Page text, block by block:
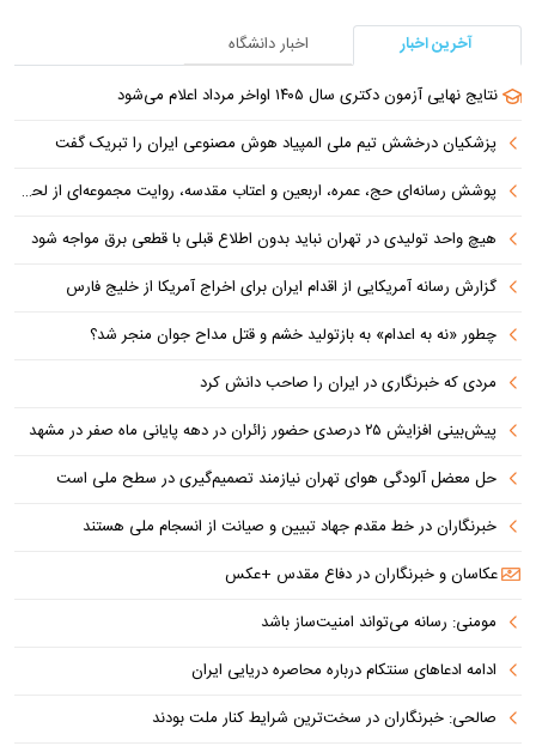
آخرین اخبار
اخبار دانشگاه
نتایج نهایی آزمون دکتری سال ۱۴۰۵ اواخر مرداد اعلام می‌شود
پزشکیان درخشش تیم ملی المپیاد هوش مصنوعی ایران را تبریک گفت
پوشش رسانه‌ای حج، عمره، اربعین و اعتاب مقدسه، روایت مجموعه‌ای از لحظه‌هاست
هیچ واحد تولیدی در تهران نباید بدون اطلاع قبلی با قطعی برق مواجه شود
گزارش رسانه آمریکایی از اقدام ایران برای اخراج آمریکا از خلیج فارس
چطور «نه به اعدام» به بازتولید خشم و قتل مداح جوان منجر شد؟
مردی که خبرنگاری در ایران را صاحب دانش کرد
پیش‌بینی افزایش ۲۵ درصدی حضور زائران در دهه پایانی ماه صفر در مشهد
حل معضل آلودگی هوای تهران نیازمند تصمیم‌گیری در سطح ملی است
خبرنگاران در خط مقدم جهاد تبیین و صیانت از انسجام ملی هستند
عکاسان و خبرنگاران در دفاع مقدس +عکس
مومنی: رسانه می‌تواند امنیت‌ساز باشد
ادامه ادعاهای سنتکام درباره محاصره دریایی ایران
صالحی: خبرنگاران در سخت‌ترین شرایط کنار ملت بودند